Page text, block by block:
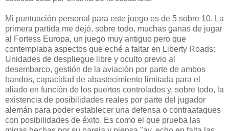
Mi puntuación personal para este juego es de 5 sobre 10. La
primera partida me dejó, sobre todo, muchas ganas de jugar
al Fortess Europa, un juego muy antiguo pero que
contemplaba aspectos que eché a faltar en Liberty Roads:
Unidades de despliegue libre y oculto previo al
desembarco, gestión de la aviación por parte de ambos
bandos, capacidad de abastecimiento limitada para el
aliado en función de los puertos controlados y, sobre todo, la
existencia de posibilidades reales por parte del jugador
alemán para poder establecer una defensa o contraataques
con posibilidades de éxito. Es como el que prueba las